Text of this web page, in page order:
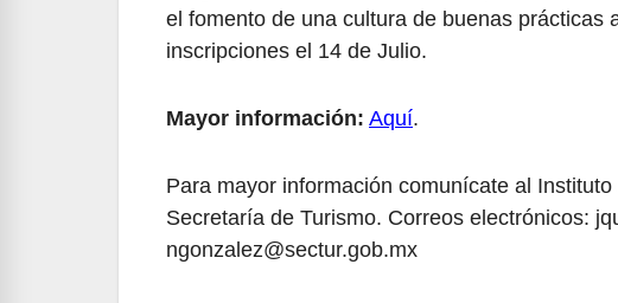
el fomento de una cultura de buenas
inscripciones el 14 de Julio.
Mayor información: Aquí.
Para mayor información comunícate al
Secretaría de Turismo. Correos electrónicos:
ngonzalez@sectur.gob.mx